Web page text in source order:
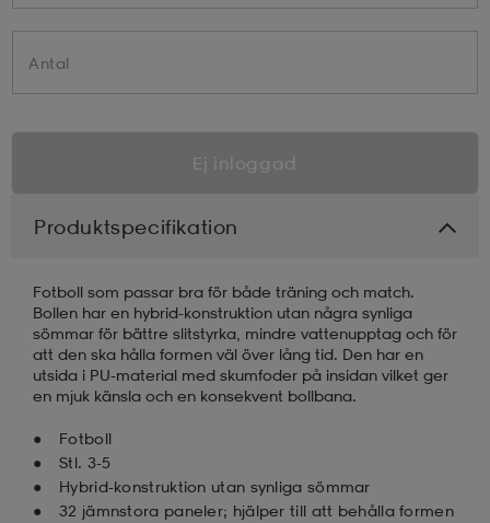
Antal
Ej inloggad
Produktspecifikation
Fotboll som passar bra för både träning och match.
Bollen har en hybrid-konstruktion utan några synliga
sömmar för bättre slitstyrka, mindre vattenupptag och för
att den ska hålla formen väl över lång tid. Den har en
utsida i PU-material med skumfoder på insidan vilket ger
en mjuk känsla och en konsekvent bollbana.
Fotboll
Stl. 3-5
Hybrid-konstruktion utan synliga sömmar
32 jämnstora paneler; hjälper till att behålla formen